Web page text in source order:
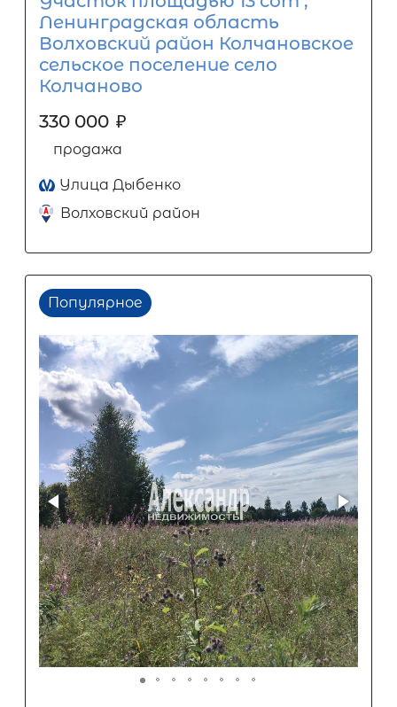
Ленинградская область
Волховский район Колчановское
сельское поселение село
Колчаново
330 000 ₽
продажа
Улица Дыбенко
Волховский район
Популярное